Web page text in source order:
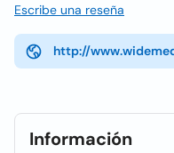
Escribe una reseña
http://
Información